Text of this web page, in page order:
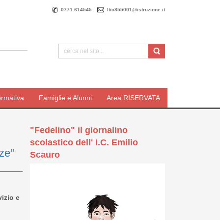
0771.614545 ltic855001@istruzione.it
Famiglie e Alunni Area RISERVATA
e
"Fedelino" il giornalino
scolastico dell' I.C. Emilio
Scauro